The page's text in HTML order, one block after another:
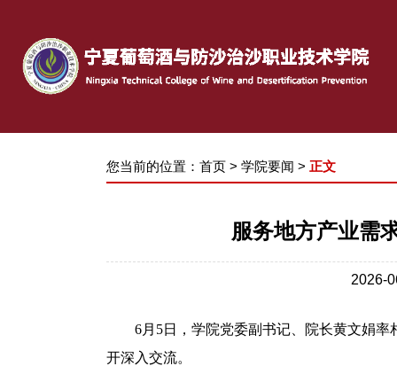
您当前的位置： 首页 > 学院要闻 > 正文
服务地方产业需
2026-
6月5日，学院党委副书记、院长黄文娟
开深入交流。